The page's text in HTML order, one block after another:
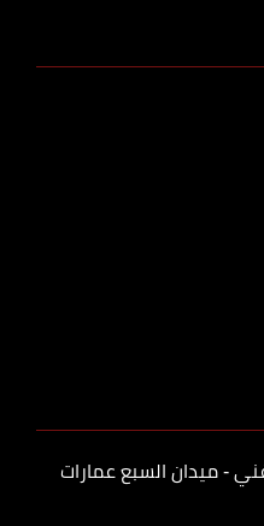
ش الميرغني - ميدان السبع عمارات